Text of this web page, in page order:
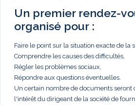
Un premier rendez-
organisé pour :
Faire le point sur la situation exacte de la
Comprendre les causes des difficultés,
Régler les problèmes sociaux,
Répondre aux questions éventuelles.
Un certain nombre de documents seront
l'intérêt du dirigeant de la société de